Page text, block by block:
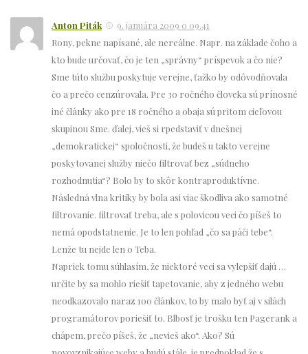
Anton Piták
9. januára 2009 o 09.41
Rony, pekne napísané, ale nereálne. Napr. na základe čoho a
kto bude určovať, čo je ten „správny“ príspevok a čo nie?
Sme túto službu poskytuje verejne, ťažko by odôvodňovala
čo a prečo cenzúrovala. Pre 30 ročného človeka sú prínosné
iné články ako pre 18 ročného a obaja sú pritom cieľovou
skupinou Sme. ďalej, vieš si rpedstaviť v dnešnej
„demokratickej“ spoločnosti, že budeš u takto verejne
poskytovanej služby niečo filtrovať bez „súdneho
rozhodnutia“? Bolo by to skôr kontraproduktívne.
Následná vlna kritiky by bola asi viac škodliva ako samotné
filtrovanie. filtrovať treba, ale s polovicou veci čo píšeš to
nemá opodstatnenie. Je to len pohľad „čo sa páči tebe“.
Lenže tu nejde len o Teba.
Napriek tomu súhlasím, že niektoré veci sa vylepšiť dajú …
určite by sa mohlo riešiť tapetovanie, aby z jedného webu
neodkazovalo naraz 100 článkov, to by malo byť aj v silách
programátorov poriešiť to. Blbosť je trošku ten Pagerank a
chápem, prečo píšeš, že „nevieš ako“. Ako? Sú